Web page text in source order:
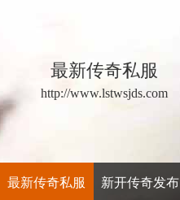
最新传奇私服
http://www.lstwsjds.com
最新传奇私服 新开传奇发布